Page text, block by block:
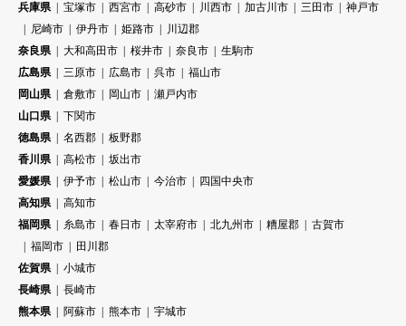
兵庫県
宝塚市 西宮市 高砂市 川西市 加古川市 三田市
神戸市
尼崎市
伊丹市 姫路市
川辺郡
奈良県
大和高田市 桜井市 奈良市
生駒市
広島県
三原市 広島市 呉市
福山市
岡山県
倉敷市 岡山市
瀬戸内市
山口県
下関市
徳島県
名西郡
板野郡
香川県
高松市
坂出市
愛媛県
伊予市 松山市 今治市
四国中央市
高知県
高知市
福岡県
糸島市 春日市 太宰府市 北九州市 糟屋郡
古賀市
福岡市
田川郡
佐賀県
小城市
長崎県
長崎市
熊本県
阿蘇市 熊本市
宇城市